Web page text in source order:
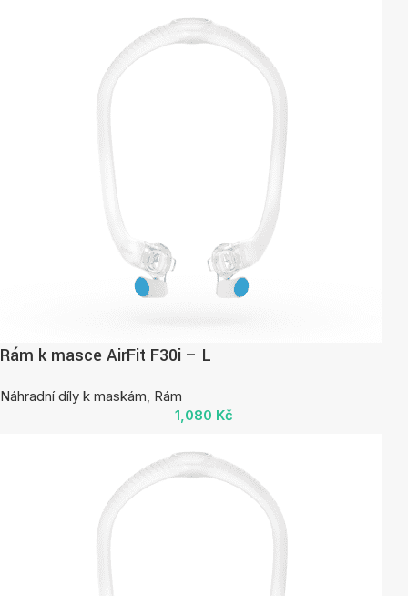
Rám k masce AirFit F30i – L
Náhradní díly k maskám, Rám
1,080 Kč